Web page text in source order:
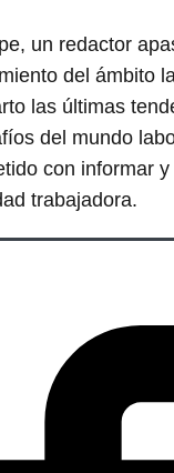
un redactor
del ámbito
las últimas
del mundo
con informar
trabajadora.